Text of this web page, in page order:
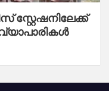
സ്റ്റേഷനിലേക്ക്